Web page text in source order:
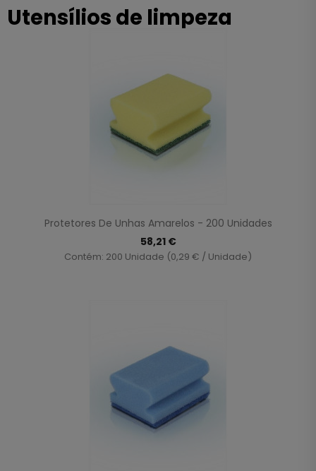
Utensílios de limpeza
Protetores De Unhas Amarelos - 200 Unidades
58,21 €
Contém: 200 Unidade (0,29 € / Unidade)